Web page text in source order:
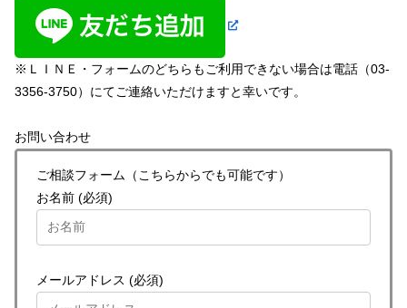
※ＬＩＮＥ・フォームのどちらもご利用できない場合は電話（03-
3356-3750）にてご連絡いただけますと幸いです。
お問い合わせ
ご相談フォーム（こちらからでも可能です）
お名前 (必須)
メールアドレス (必須)